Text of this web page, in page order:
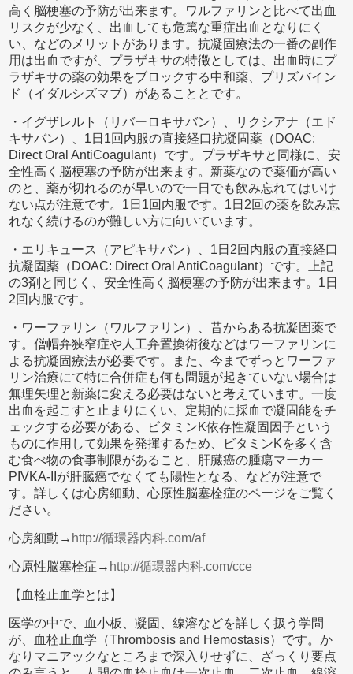
高く脳梗塞の予防が出来ます。ワルファリンと比べて出血
リスクが少なく、出血しても危篤な重症出血となりにく
い、などのメリットがあります。抗凝固療法の一番の副作
用は出血ですが、プラザキサの特徴としては、出血時にプ
ラザキサの薬の効果をブロックする中和薬、プリズバイン
ド（イダルシズマブ）があることとです。
・イグザレルト（リバーロキサバン）、リクシアナ（エド
キサバン）、1日1回内服の直接経口抗凝固薬（DOAC:
Direct Oral AntiCoagulant）です。プラザキサと同様に、安
全性高く脳梗塞の予防が出来ます。新薬なので薬価が高い
のと、薬が切れるのが早いので一日でも飲み忘れてはいけ
ない点が注意です。1日1回内服です。1日2回の薬を飲み忘
れなく続けるのが難しい方に向いています。
・エリキュース（アピキサバン）、1日2回内服の直接経口
抗凝固薬（DOAC: Direct Oral AntiCoagulant）です。上記
の3剤と同じく、安全性高く脳梗塞の予防が出来ます。1日
2回内服です。
・ワーファリン（ワルファリン）、昔からある抗凝固薬で
す。僧帽弁狭窄症や人工弁置換術後などはワーファリンに
よる抗凝固療法が必要です。また、今までずっとワーファ
リン治療にて特に合併症も何も問題が起きていない場合は
無理矢理と新薬に変える必要はないと考えています。一度
出血を起こすと止まりにくい、定期的に採血で凝固能をチ
ェックする必要がある、ビタミンK依存性凝固因子という
ものに作用して効果を発揮するため、ビタミンKを多く含
む食べ物の食事制限があること、肝臓癌の腫瘍マーカー
PIVKA-IIが肝臓癌でなくても陽性となる、などが注意で
す。詳しくは心房細動、心原性脳塞栓症のページをご覧く
ださい。
心房細動→ http://循環器内科.com/af
心原性脳塞栓症→ http://循環器内科.com/cce
【血栓止血学とは】
医学の中で、血小板、凝固、線溶などを詳しく扱う学問
が、血栓止血学（Thrombosis and Hemostasis）です。か
なりマニアックなところまで深入りせずに、ざっくり要点